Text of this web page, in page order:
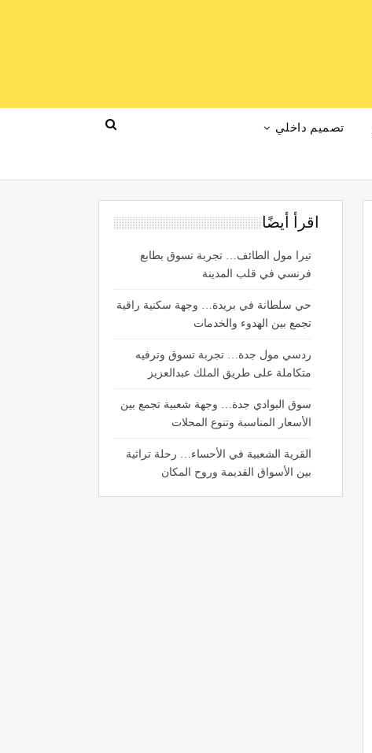
تصميم داخلي
اقرأ أيضًا
تيرا مول الطائف… تجربة تسوق بطابع
فرنسي في قلب المدينة
حي سلطانة في بريدة… وجهة سكنية راقية
تجمع بين الهدوء والخدمات
ردسي مول جدة… تجربة تسوق وترفيه
متكاملة على طريق الملك عبدالعزيز
سوق البوادي جدة… وجهة شعبية تجمع بين
الأسعار المناسبة وتنوع المحلات
القرية الشعبية في الأحساء… رحلة تراثية
بين الأسواق القديمة وروح المكان